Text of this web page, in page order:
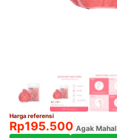
Harga referensi
Rp195.500 Agak Mahal